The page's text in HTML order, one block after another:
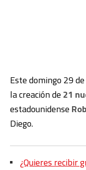
Este domingo 29
la creación de 21
estadounidense
Diego.
¿Quieres recibir